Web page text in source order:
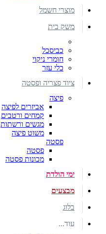
מוצרי חשמל
משק בית
כביסכל
חומרי ניקוי
כלי עזר
ציוד פצריה ופסטה
פיצה
אביזרים לפיצה
קמחים ורטבים
מגשים ורשתות
משוט פיצה
פסטה
פסטה
מכונות פסטה
ימי הולדת
מבצעים
בלוג
עוד...